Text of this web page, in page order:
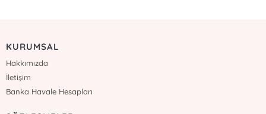
KURUMSAL
Hakkımızda
İletişim
Banka Havale Hesapları